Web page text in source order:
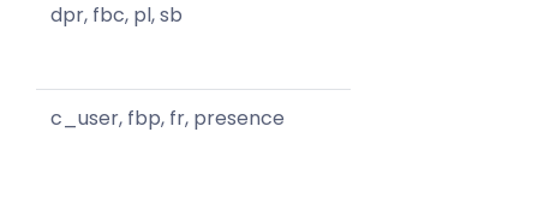
dpr, fbc, pl, sb
c_user, fbp, fr, presence